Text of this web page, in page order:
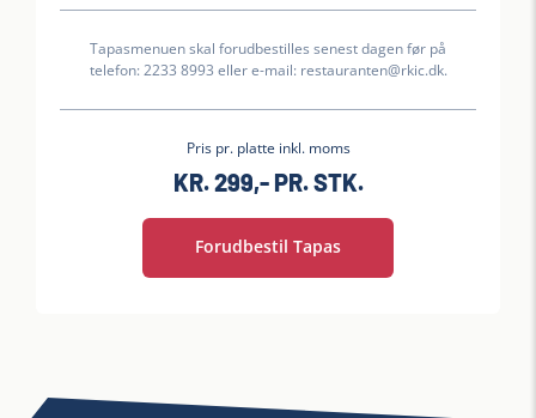
Tapasmenuen skal forudbestilles senest dagen før på
telefon: 2233 8993 eller e-mail: restauranten@rkic.dk.
Pris pr. platte inkl. moms
KR. 299,- PR. STK.
Forudbestil Tapas